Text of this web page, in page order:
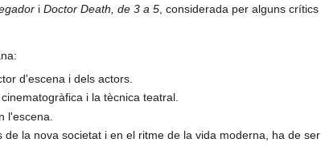
i Doctor Death, de 3 a 5 , considerada per alguns crítics
d'escena i dels actors.
i la tècnica teatral.
l'escena.
la nova societat i en el ritme de la vida moderna, ha de ser